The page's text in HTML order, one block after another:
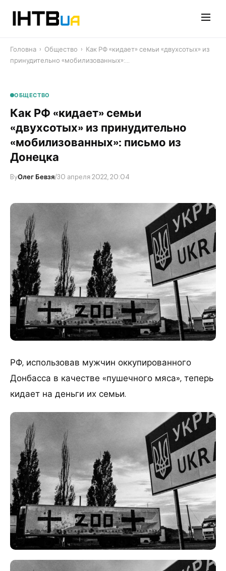
Головна › Общество › ​Как РФ «кидает» семьи «двухсотых» из
принудительно «мобилизованных»:…
ОБЩЕСТВО
​Как РФ «кидает» семьи
«двухсотых» из принудительно
«мобилизованных»: письмо из
Донецка
ByОлег Бевзя/30 апреля 2022, 20:04
РФ, использовав мужчин оккупированного
Донбасса в качестве «пушечного мяса», теперь
кидает на деньги их семьи.